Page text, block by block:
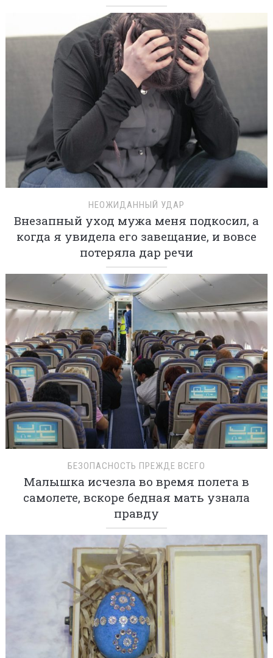
НЕОЖИДАННЫЙ УДАР
Внезапный уход мужа меня подкосил, а
когда я увидела его завещание, и вовсе
потеряла дар речи
БЕЗОПАСНОСТЬ ПРЕЖДЕ ВСЕГО
Малышка исчезла во время полета в
самолете, вскоре бедная мать узнала
правду